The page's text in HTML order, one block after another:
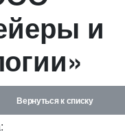
Логин
Пароль
Запомнить меня
и
Вернуться к списку